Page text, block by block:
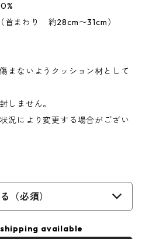
首まわり 約28cm〜31cm）
まないようクッション材として
しません。
況により変更する場合がござい
（必須）
available